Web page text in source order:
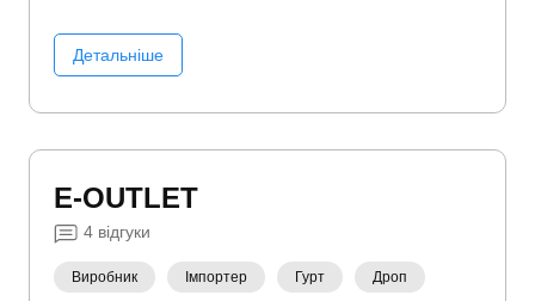
Детальніше
E-OUTLET
4 відгуки
Виробник Імпортер Гурт Дроп